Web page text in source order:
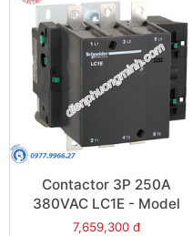
Contactor 3P 250A
380VAC LC1E - Model
LC1E250Q6
7,659,300 đ